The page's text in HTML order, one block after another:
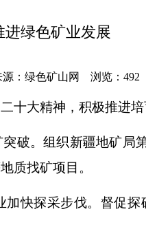
绿色矿业发展
：绿色矿山网 浏览： 492
十大精神， 积极推进
破。组织新疆地矿局
质找矿项目 。
快探采步伐。 督促探